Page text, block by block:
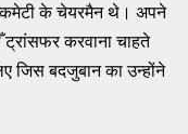
कमेटी के चेयरमैन थे। अपने
करवाना चाहते
जिस बदजुबान का उन्होंने